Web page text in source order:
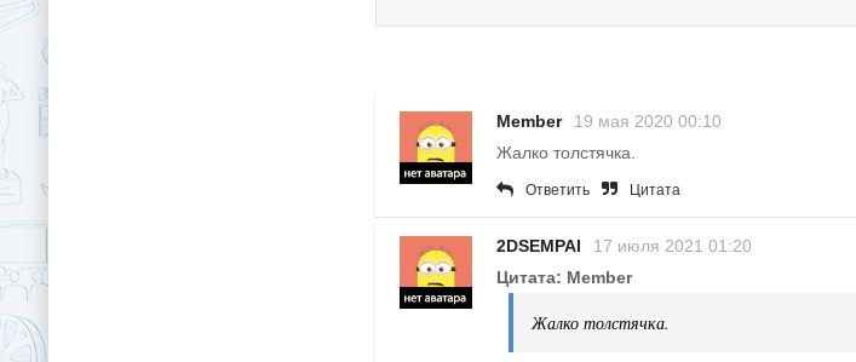
Member
19 мая 2020 00:10
Жалко толстячка.
Ответить Цитата
2DSEMPAI
17 июля 2021 01:20
Цитата: Member
Жалко толстячка.